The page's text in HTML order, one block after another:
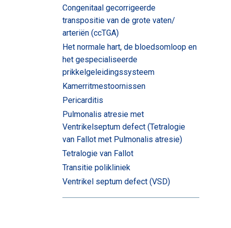
Congenitaal gecorrigeerde
transpositie van de grote vaten/
arteriën (ccTGA)
Het normale hart, de bloedsomloop en
het gespecialiseerde
prikkelgeleidingssysteem
Kamerritmestoornissen
Pericarditis
Pulmonalis atresie met
Ventrikelseptum defect (Tetralogie
van Fallot met Pulmonalis atresie)
Tetralogie van Fallot
Transitie polikliniek
Ventrikel septum defect (VSD)